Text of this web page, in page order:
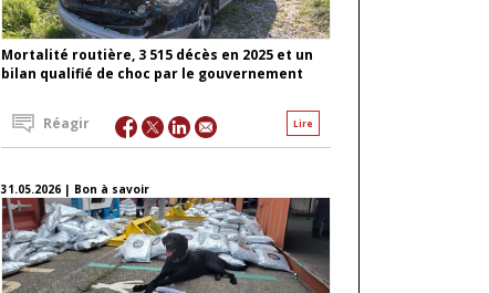
Mortalité routière, 3 515 décès en 2025 et un
bilan qualifié de choc par le gouvernement
Lire
Réagir
31.05.2026 | Bon à savoir